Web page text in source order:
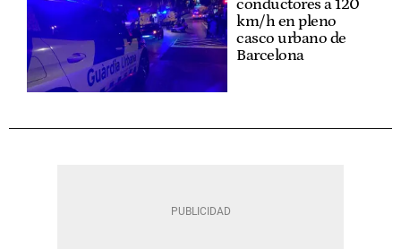
conductores a 120
km/h en pleno
casco urbano de
Barcelona